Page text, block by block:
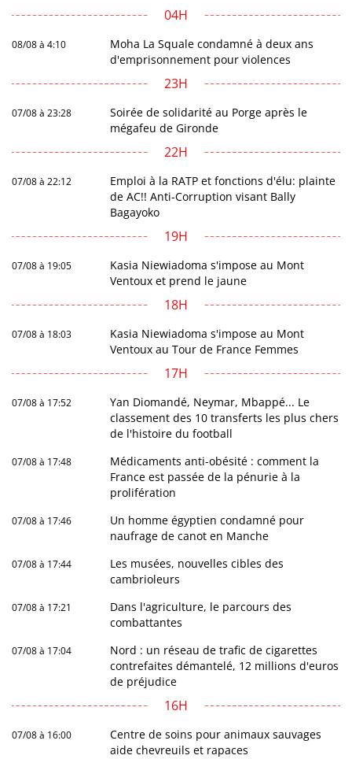
04H
08/08 à 4:10
Moha La Squale condamné à deux ans
d'emprisonnement pour violences
23H
07/08 à 23:28
Soirée de solidarité au Porge après le
mégafeu de Gironde
22H
07/08 à 22:12
Emploi à la RATP et fonctions d'élu: plainte
de AC!! Anti-Corruption visant Bally
Bagayoko
19H
07/08 à 19:05
Kasia Niewiadoma s'impose au Mont
Ventoux et prend le jaune
18H
07/08 à 18:03
Kasia Niewiadoma s'impose au Mont
Ventoux au Tour de France Femmes
17H
07/08 à 17:52
Yan Diomandé, Neymar, Mbappé... Le
classement des 10 transferts les plus chers
de l'histoire du football
07/08 à 17:48
Médicaments anti-obésité : comment la
France est passée de la pénurie à la
prolifération
07/08 à 17:46
Un homme égyptien condamné pour
naufrage de canot en Manche
07/08 à 17:44
Les musées, nouvelles cibles des
cambrioleurs
07/08 à 17:21
Dans l'agriculture, le parcours des
combattantes
07/08 à 17:04
Nord : un réseau de trafic de cigarettes
contrefaites démantelé, 12 millions d'euros
de préjudice
16H
07/08 à 16:00
Centre de soins pour animaux sauvages
aide chevreuils et rapaces